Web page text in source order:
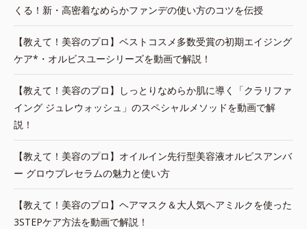
くる！新・高密着なめらかファンデの使い方のコツを伝授
【教えて！美容のプロ】ベストコスメ多数受賞の初期エイジング
ケア*・オルビスユーシリーズを動画で解説！
【教えて！美容のプロ】しっとりなめらか肌に導く「クラリファ
イング ジュレウォッシュ」のスペシャルメソッドを動画で解
説！
【教えて！美容のプロ】オイルイン先行型美容液オルビスアンバ
ー グロウプレセラムの魅力と使い方
【教えて！美容のプロ】ヘアマスク＆大人気ヘアミルクを使った
3STEPケア方法を動画で解説！